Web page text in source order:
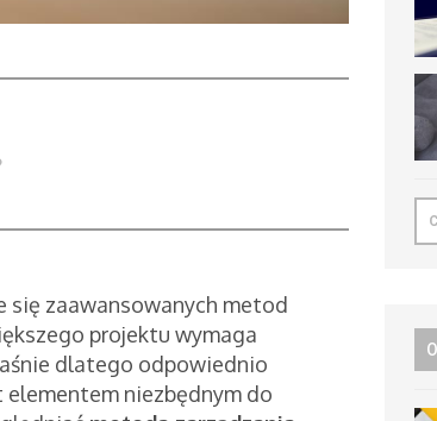
się zaawansowanych metod
projektu wymaga
dlatego odpowiednio
niezbędnym do